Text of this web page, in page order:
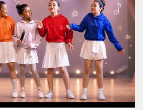
اغاني مروى عبد العزيز